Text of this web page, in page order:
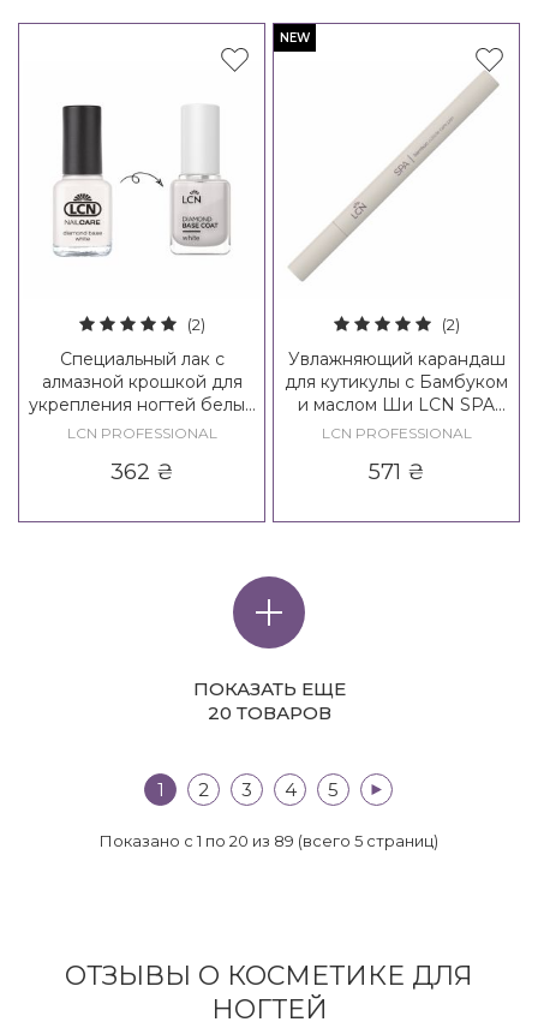
(2)
Специальный лак с
алмазной крошкой для
укрепления ногтей белый
LCN Diamond Base Nail
LCN PROFESSIONAL
362 ₴
NEW
(2)
Увлажняющий карандаш
для кутикулы с Бамбуком
и маслом Ши LCN SPA
Bamboo Cuticle Care Pen
LCN PROFESSIONAL
571 ₴
ПОКАЗАТЬ ЕЩЕ
20 ТОВАРОВ
1 2 3 4 5 >|
Показано с 1 по 20 из 89 (всего 5 страниц)
ОТЗЫВЫ О КОСМЕТИКЕ ДЛЯ
НОГТЕЙ